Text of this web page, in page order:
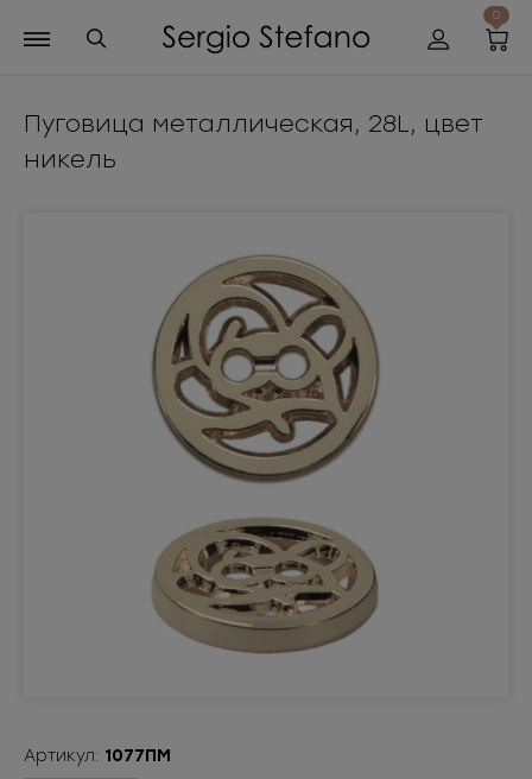
0
Пуговица металлическая, 28L, цвет
никель
Артикул: 1077ПМ